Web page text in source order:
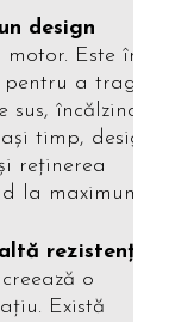
design
Este în
a trage
încălzindu-l
timp,
reţinerea
la maximum
rezistenţă
creează o
Există